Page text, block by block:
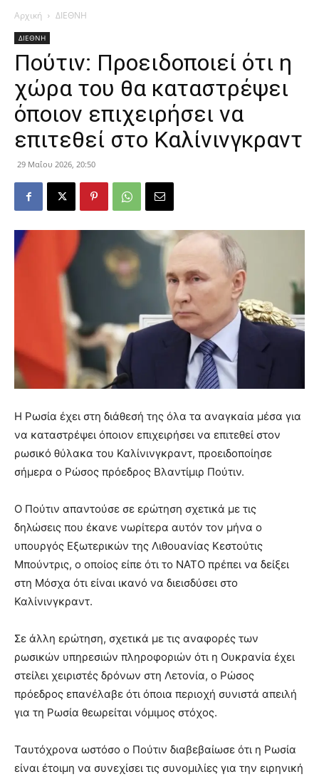
Αρχική ΔΙΕΘΝΗ
ΔΙΕΘΝΗ
Πούτιν: Προειδοποιεί ότι η
χώρα του θα καταστρέψει
όποιον επιχειρήσει να
επιτεθεί στο Καλίνινγκραντ
29 Μαΐου 2026, 20:50
Η Ρωσία έχει στη διάθεσή της όλα τα αναγκαία μέσα για
να καταστρέψει όποιον επιχειρήσει να επιτεθεί στον
ρωσικό θύλακα του Καλίνινγκραντ, προειδοποίησε
σήμερα ο Ρώσος πρόεδρος Βλαντίμιρ Πούτιν.
Ο Πούτιν απαντούσε σε ερώτηση σχετικά με τις
δηλώσεις που έκανε νωρίτερα αυτόν τον μήνα ο
υπουργός Εξωτερικών της Λιθουανίας Κεστούτις
Μπούντρις, ο οποίος είπε ότι το ΝΑΤΟ πρέπει να δείξει
στη Μόσχα ότι είναι ικανό να διεισδύσει στο
Καλίνινγκραντ.
Σε άλλη ερώτηση, σχετικά με τις αναφορές των
ρωσικών υπηρεσιών πληροφοριών ότι η Ουκρανία έχει
στείλει χειριστές δρόνων στη Λετονία, ο Ρώσος
πρόεδρος επανέλαβε ότι όποια περιοχή συνιστά απειλή
για τη Ρωσία θεωρείται νόμιμος στόχος.
Ταυτόχρονα ωστόσο ο Πούτιν διαβεβαίωσε ότι η Ρωσία
είναι έτοιμη να συνεχίσει τις συνομιλίες για την ειρηνική